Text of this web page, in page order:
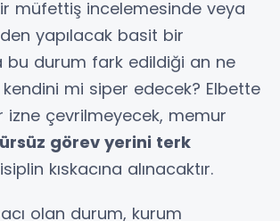
müfettiş incelemesinde veya
yapılacak basit bir
bu durum fark edildiği an ne
mi siper edecek? Elbette
izne çevrilmeyecek, memur
görev yerini terk
kıskacına alınacaktır.
olan durum, kurum